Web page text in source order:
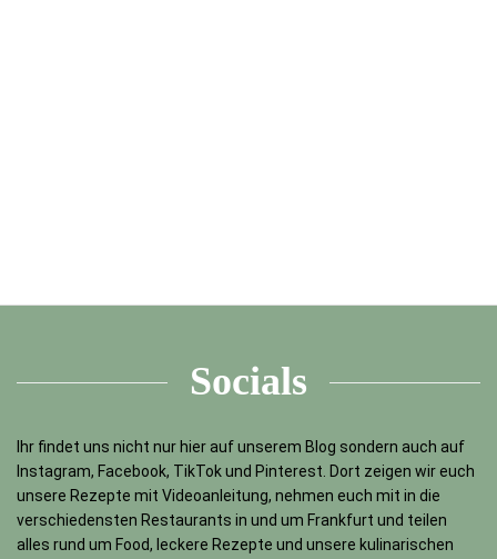
Socials
Ihr findet uns nicht nur hier auf unserem Blog sondern auch auf
Instagram, Facebook, TikTok und Pinterest. Dort zeigen wir euch
unsere Rezepte mit Videoanleitung, nehmen euch mit in die
verschiedensten Restaurants in und um Frankfurt und teilen
alles rund um Food, leckere Rezepte und unsere kulinarischen